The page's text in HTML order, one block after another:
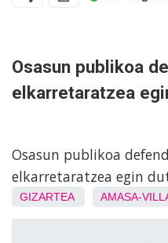
Osasun publikoa
elkarretaratzea
Osasun publikoa
elkarretaratzea egin
GIZARTEA AMASA-